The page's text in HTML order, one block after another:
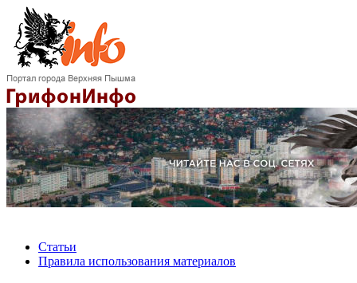
Статьи
Правила использования материалов